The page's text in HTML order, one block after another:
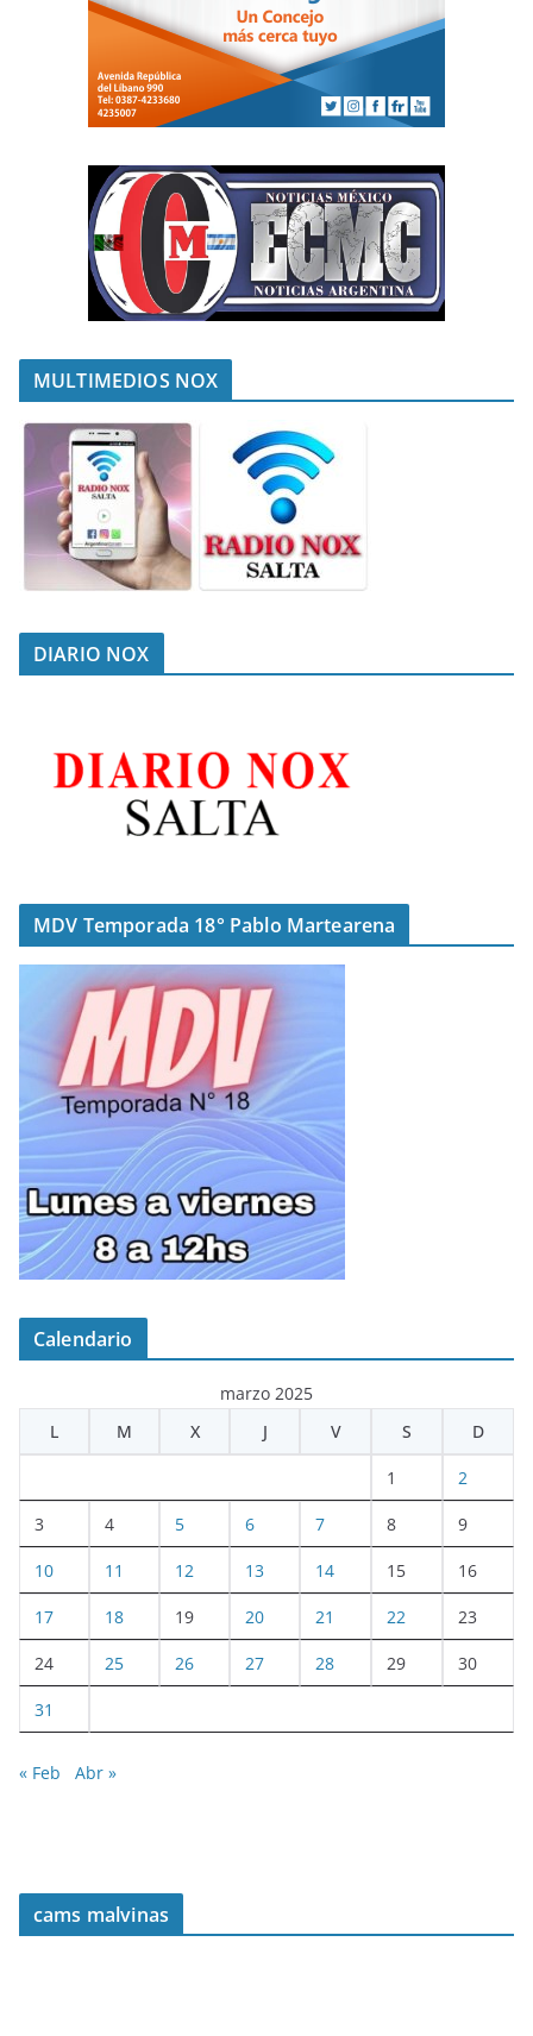
MULTIMEDIOS NOX
DIARIO NOX
MDV Temporada 18° Pablo Martearena
Calendario
marzo 2025
L
M X J V S D
1 2
3 4 5 6 7 8 9
10 11 12 13 14 15 16
17 18 19 20 21 22 23
24 25 26 27 28 29 30
31
« Feb Abr »
cams malvinas